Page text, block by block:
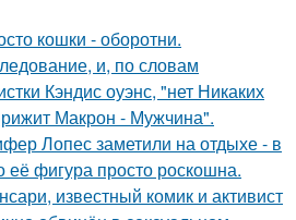
кошки - оборотни.
и, по словам
Кэндис оуэнс, "нет Никаких
Макрон - Мужчина".
Лопес заметили на отдыхе - в
её фигура просто роскошна.
известный комик и активист